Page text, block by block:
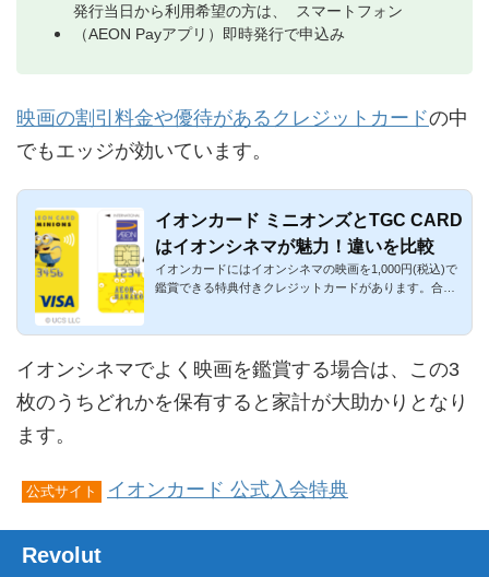
発行当日から利用希望の方は、 スマートフォン
（AEON Payアプリ）即時発行で申込み
映画の割引料金や優待があるクレジットカードの中
でもエッジが効いています。
イオンカード ミニオンズとTGC CARD
はイオンシネマが魅力！違いを比較
イオンカードにはイオンシネマの映画を1,000円(税込)で
鑑賞できる特典付きクレジットカードがあります。合計
イオンシネマでよく映画を鑑賞する場合は、この3
枚のうちどれかを保有すると家計が大助かりとなり
ます。
公式サイト イオンカード 公式入会特典
Revolut